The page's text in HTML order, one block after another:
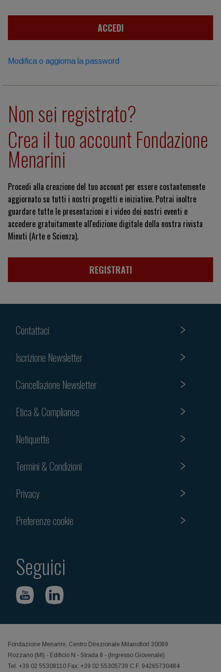
ACCEDI
Modifica o aggiorna la password
Non sei registrato?
Crea il tuo account Fondazione
Menarini
Procedi alla creazione del tuo account per essere costantemente
aggiornato su tutti i nostri progetti e iniziative. Potrai inoltre
guardare tutte le presentazioni e i video dei nostri eventi e
accedere gratuitamente all'edizione digitale della nostra rivista
Minuti (Arte e Scienza).
REGISTRATI
Contattaci
Iscrizione Newsletter
Cancellazione Newsletter
Etica & Compliance
Netiquette
Termini & Condizioni
Privacy
Preferenze cookie
Seguici
Fondazione Menarini, Centro Direzionale Milanofiori 20089
Rozzano (MI) - Edificio N - Strada 8 - (Ingresso Giovenale)
Tel. +39 02 55308110 Fax: +39 02 55305739 C.F. 94265730484